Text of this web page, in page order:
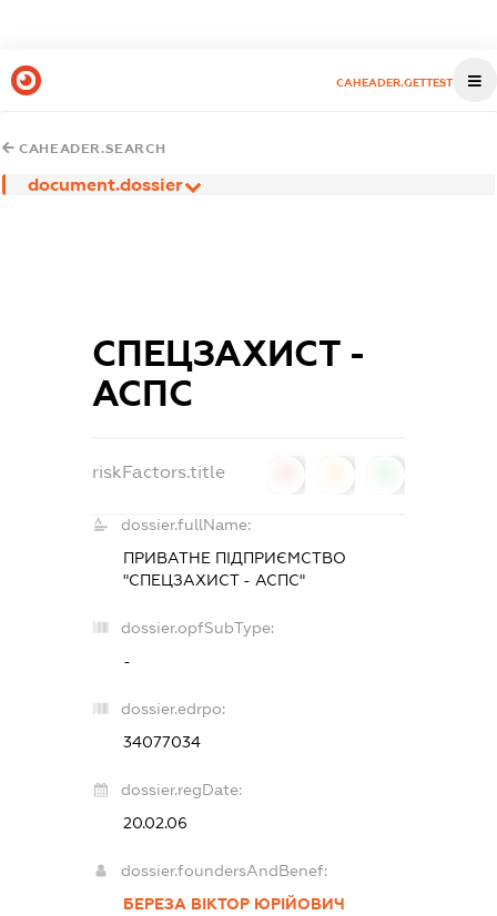
CAHEADER.GETTEST
CAHEADER.SEARCH
document.dossier
СПЕЦЗАХИСТ -
АСПС
riskFactors.title
dossier.fullName:
ПРИВАТНЕ ПІДПРИЄМСТВО
"СПЕЦЗАХИСТ - АСПС"
dossier.opfSubType:
-
dossier.edrpo:
34077034
dossier.regDate:
20.02.06
dossier.foundersAndBenef:
БЕРЕЗА ВІКТОР ЮРІЙОВИЧ